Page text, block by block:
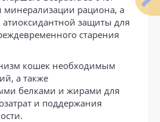
рациона, а
защиты для
старения
кошек необходимым
а также
белками и жирами для
и поддержания